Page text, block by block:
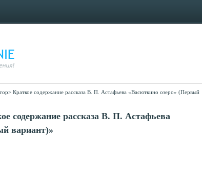
> Краткое содержание рассказа В. П. Астафьева «Васюткино озеро» (Первый
содержание рассказа В. П. Астафьева
вариант)»